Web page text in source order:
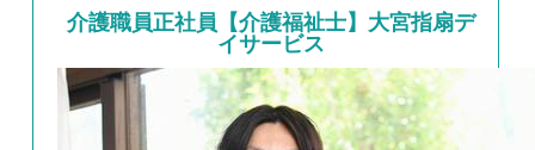
介護職員正社員【介護福祉士】大宮指扇デ
イサービス